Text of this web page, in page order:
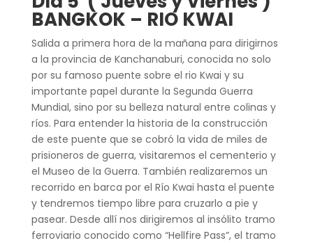
BANGKOK – RIO KWAI
Salida a primera hora de la mañana para dirigirnos
a la provincia de Kanchanaburi, conocida no solo
por su famoso puente sobre el rio Kwai y su
importante papel durante la Segunda Guerra
Mundial, sino por su belleza natural entre colinas y
ríos. Para entender la historia de la construcción
de este puente que se cobró la vida de miles de
prisioneros de guerra, visitaremos el cementerio y
el Museo de la Guerra. También realizaremos un
recorrido en barca por el Río Kwai hasta el puente
y tendremos tiempo libre para cruzarlo a pie y
pasear. Desde allí nos dirigiremos al insólito tramo
ferroviario conocido como “Hellfire Pass”, el tramo